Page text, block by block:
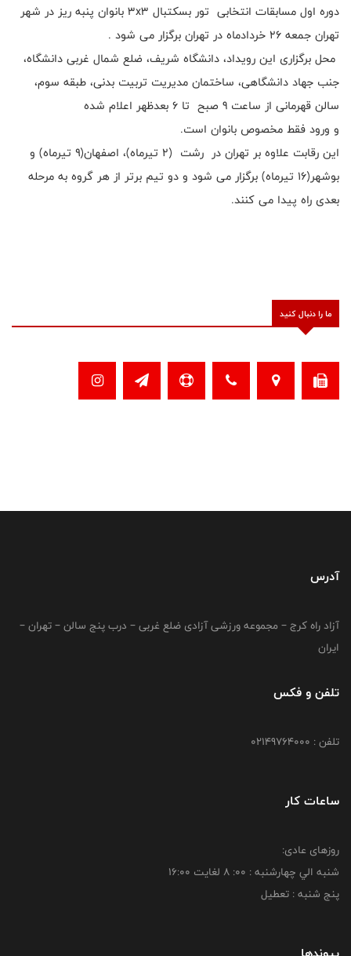
دوره اول مسابقات انتخابى تور بسكتبال ٣x٣ بانوان پنبه ريز در شهر
تهران جمعه ۲۶ خردادماه در تهران برگزار می شود .
محل برگزاری این رویداد، دانشگاه شريف، ضلع شمال غربی دانشگاه،
جنب جهاد دانشگاهی، ساختمان مدیریت تربیت بدنی، طبقه سوم،
سالن قهرمانی از ساعت ٩ صبح تا ۶ بعدظهر اعلام شده
و ورود فقط مخصوص بانوان است.
این رقابت علاوه بر تهران در رشت (۲ تیرماه)، اصفهان(۹ تیرماه) و
بوشهر(۱۶ تیرماه) برگزار می شود و دو تیم برتر از هر گروه به مرحله
بعدی راه پیدا می کنند.
ما را دنبال کنید
آدرس
آزاد راه کرج – مجموعه ورزشی آزادی ضلع غربی – درب پنج سالن – تهران –
ایران
تلفن و فکس
تلفن : 02149764000
ساعات کار
روزهای عادی:
شنبه الي چهارشنبه : 00: 8 لغايت 16:00
پنج شنبه : تعطیل